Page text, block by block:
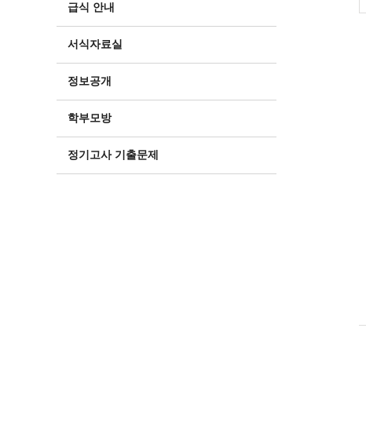
급식 안내
서식자료실
정보공개
학부모방
정기고사 기출문제